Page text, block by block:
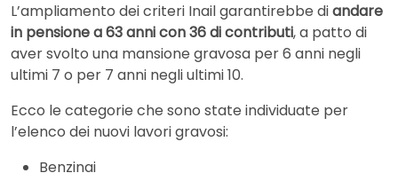
L’ampliamento dei criteri Inail garantirebbe diandare
in pensione a 63 anni con 36 di contributi, a patto di
aver svolto una mansione gravosa per 6 anni negli
ultimi 7 o per 7 anni negli ultimi 10.
Ecco le categorie che sono state individuate per
l’elenco dei nuovi lavori gravosi:
Benzinai